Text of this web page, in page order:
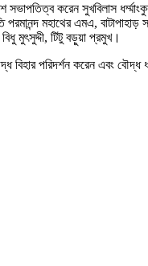
সভাপতিত্ব করেন সুখবিলাস
মহাথের এমএ,
মুৎসুদ্দী, টিটু বড়ুয়া প্রমুখ।
বিহার পরিদর্শন করেন এবং